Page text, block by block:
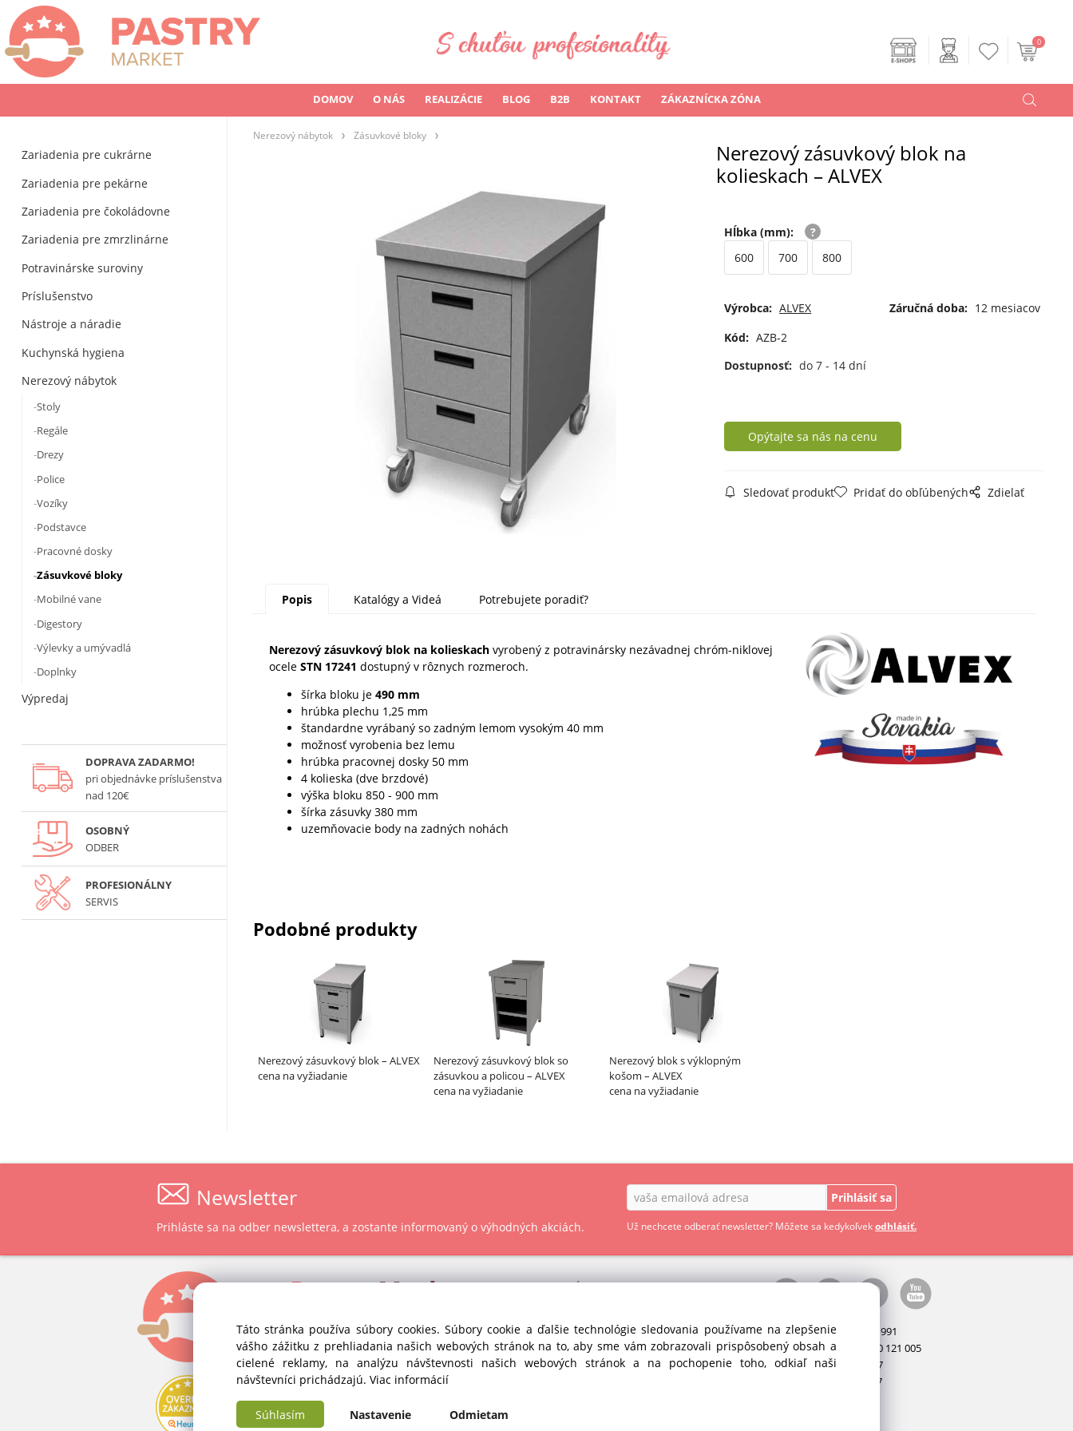
DOMOV O NÁS REALIZÁCIE BLOG B2B KONTAKT ZÁKAZNÍCKA ZÓNA
0
Zariadenia pre cukrárne
Zariadenia pre pekárne
Zariadenia pre čokoládovne
Zariadenia pre zmrzlinárne
Potravinárske suroviny
Príslušenstvo
Nástroje a náradie
Kuchynská hygiena
Nerezový nábytok
Stoly
Regále
Drezy
Police
Vozíky
Podstavce
Pracovné dosky
Zásuvkové bloky
Mobilné vane
Digestory
Výlevky a umývadlá
Doplnky
Výpredaj
DOPRAVA ZADARMO!
pri objednávke príslušenstva
nad 120€
OSOBNÝ
ODBER
PROFESIONÁLNY
SERVIS
Nerezový nábytok Zásuvkové bloky
Nerezový zásuvkový blok na
kolieskach – ALVEX
Hĺbka (mm):
600
700 800
Výrobca: ALVEX Záručná doba: 12 mesiacov
Kód: AZB-2
Dostupnosť: do 7 - 14 dní
Opýtajte sa nás na cenu
Sledovať produkt Pridať do obľúbených Zdielať
Popis Katalógy a Videá Potrebujete poradiť?
Nerezový zásuvkový blok na kolieskach vyrobený z potravinársky nezávadnej chróm-niklovej
oceleSTN 17241dostupný v rôznych rozmeroch.
šírka bloku je490 mm
hrúbka plechu 1,25 mm
štandardne vyrábaný so zadným lemom vysokým 40 mm
možnosť vyrobenia bez lemu
hrúbka pracovnej dosky 50 mm
4 kolieska (dve brzdové)
výška bloku 850 - 900 mm
šírka zásuvky 380 mm
uzemňovacie body na zadných nohách
Podobné produkty
Nerezový zásuvkový blok – ALVEX
cena na vyžiadanie
Nerezový zásuvkový blok so
zásuvkou a policou – ALVEX
cena na vyžiadanie
Nerezový blok s výklopným
košom – ALVEX
cena na vyžiadanie
Newsletter
Prihláste sa na odber newslettera, a zostante informovaný o výhodných akciách.
Prihlásiť sa
Už nechcete odberať newsletter? Môžete sa kedykoľvekodhlásiť.
PastryMarket
Štefánikova 35
SK-900 28 Ivanka pri Dunaji (SC)
Slovenská Republika
IČO: 34 139 435
OBCHODNÉ PODMIENKY - SPOTREBITEĽ
OCHRANA OSOBNÝCH ÚDAJOV GDPR
Manažér:+421 911 031 991
Príslušenstvo:
+421 910 121 005
Stroje:+421 903 404 067
+421 903 404 047
Táto stránka používa súbory cookies. Súbory cookie a ďalšie technológie sledovania používame na zlepšenie
vášho zážitku z prehliadania našich webových stránok na to, aby sme vám zobrazovali prispôsobený obsah a
cielené reklamy, na analýzu návštevnosti našich webových stránok a na pochopenie toho, odkiaľ naši
návštevníci prichádzajú. Viac informácií
Súhlasím Nastavenie Odmietam